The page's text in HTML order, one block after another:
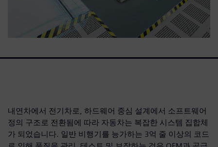
내연차에서 전기차로, 하드웨어 중심 설계에서 소프트웨어
정의 구조로 전환됨에 따라 자동차는 복잡한 시스템 집합체
가 되었습니다. 일반 비행기를 능가하는 3억 줄 이상의 코드